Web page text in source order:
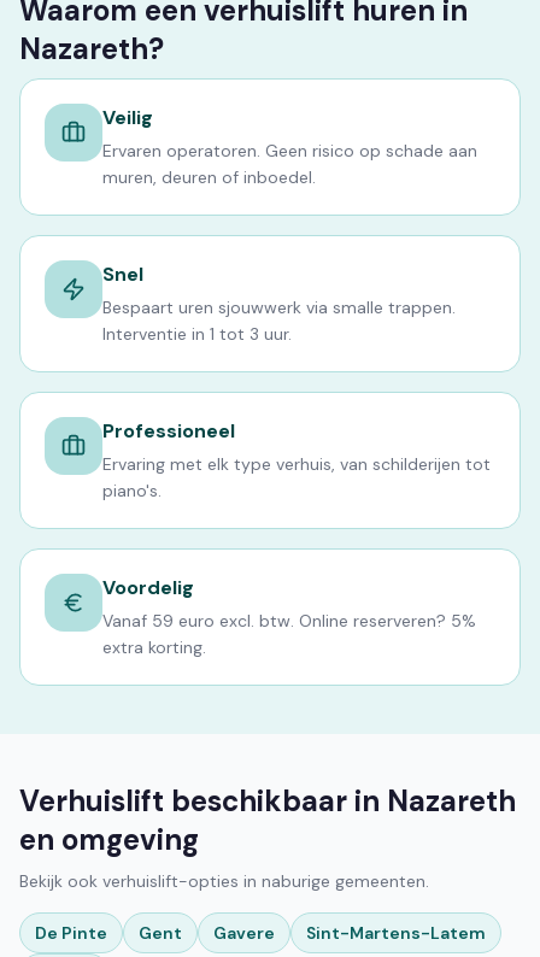
Waarom een verhuislift huren in
Nazareth?
Veilig
Ervaren operatoren. Geen risico op schade aan
muren, deuren of inboedel.
Snel
Bespaart uren sjouwwerk via smalle trappen.
Interventie in 1 tot 3 uur.
Professioneel
Ervaring met elk type verhuis, van schilderijen tot
piano's.
Voordelig
Vanaf 59 euro excl. btw. Online reserveren? 5%
extra korting.
Verhuislift beschikbaar in Nazareth
en omgeving
Bekijk ook verhuislift-opties in naburige gemeenten.
De Pinte Gent Gavere Sint-Martens-Latem